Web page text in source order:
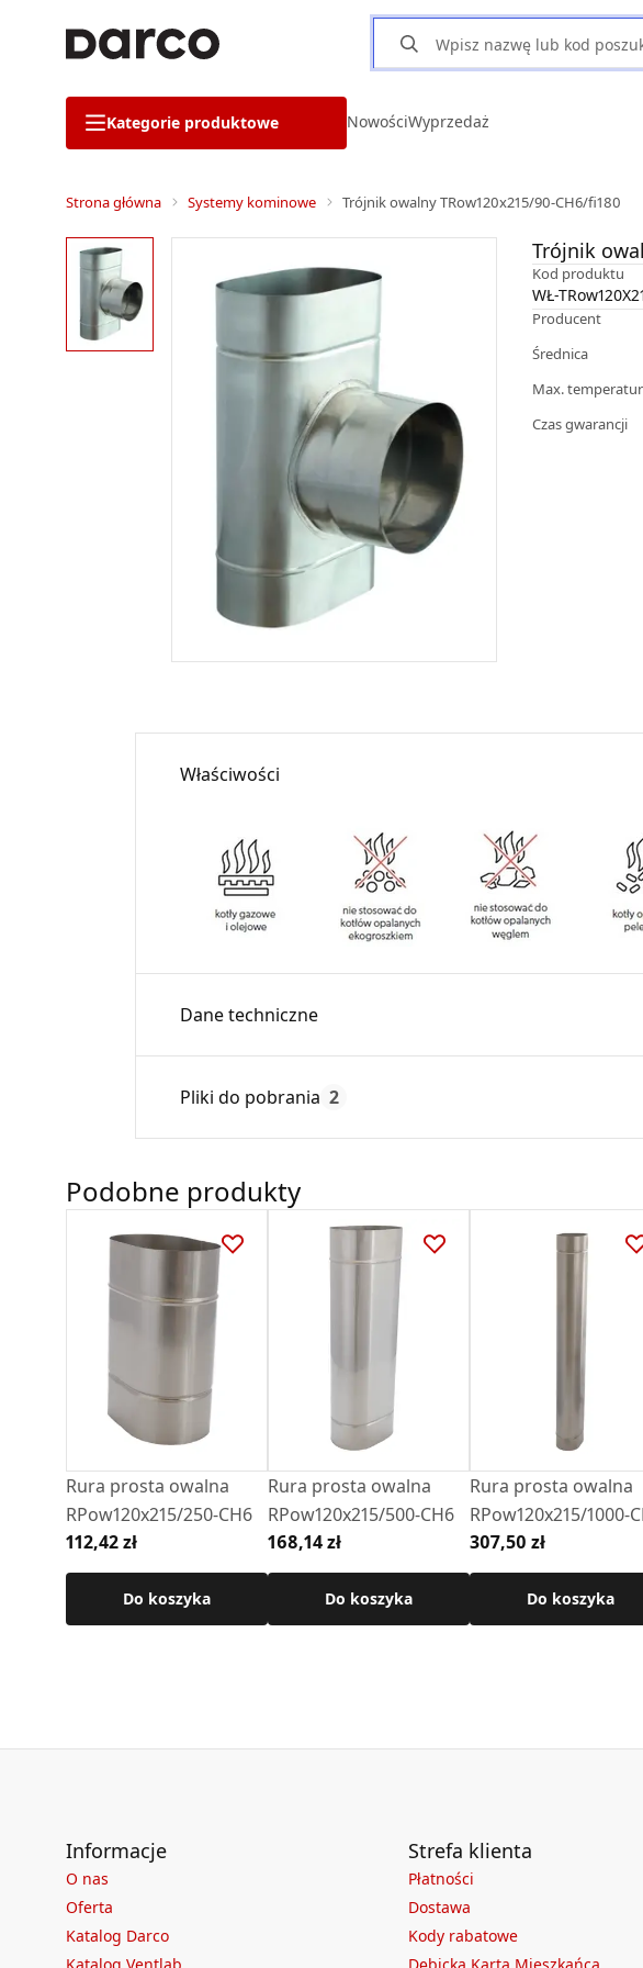
Kategorie produktowe NowościWyprzedaż
Strona główna Systemy kominowe Trójnik owalny TRow120x215/90-CH6/fi180
Trójnik
Kod produktu
WŁ-
Producent
Średnica
Max.
Czas gwarancji
Właściwości
Dane techniczne
Max. temperatura:
Pliki do pobrania 2
Deklaracja
DWU 07_2023.pdf
stem-
Podobne produkty
Rura prosta owalna
RPow120x215/250-CH6
112,42 zł
Do koszyka
Rura prosta owalna
RPow120x215/500-CH6
168,14 zł
Do koszyka
Rura prosta owalna
RPow120x215/1000-
307,50 zł
Do koszyka
Informacje
O nas
Oferta
Katalog Darco
Katalog Ventlab
Strefa klienta
Płatności
Dostawa
Kody rabatowe
Dębicka Karta Mieszkańca